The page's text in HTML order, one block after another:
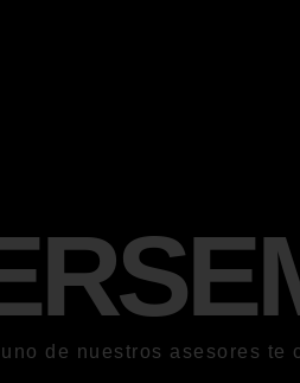
de nuestros asesores te